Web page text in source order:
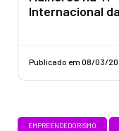
Internacional
Publicado em 08/03/
EMPREENDEDORISMO